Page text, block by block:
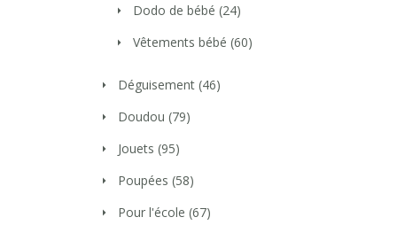
Dodo de bébé (24)
Vêtements bébé (60)
Déguisement (46)
Doudou (79)
Jouets (95)
Poupées (58)
Pour l'école (67)